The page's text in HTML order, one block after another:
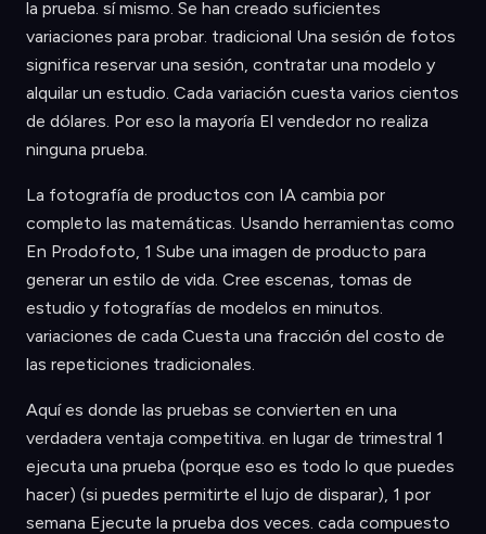
la prueba. sí mismo. Se han creado suficientes
variaciones para probar. tradicional Una sesión de fotos
significa reservar una sesión, contratar una modelo y
alquilar un estudio. Cada variación cuesta varios cientos
de dólares. Por eso la mayoría El vendedor no realiza
ninguna prueba.
La fotografía de productos con IA cambia por
completo las matemáticas. Usando herramientas como
En Prodofoto, 1 Sube una imagen de producto para
generar un estilo de vida. Cree escenas, tomas de
estudio y fotografías de modelos en minutos.
variaciones de cada Cuesta una fracción del costo de
las repeticiones tradicionales.
Aquí es donde las pruebas se convierten en una
verdadera ventaja competitiva. en lugar de trimestral 1
ejecuta una prueba (porque eso es todo lo que puedes
hacer) (si puedes permitirte el lujo de disparar), 1 por
semana Ejecute la prueba dos veces. cada compuesto